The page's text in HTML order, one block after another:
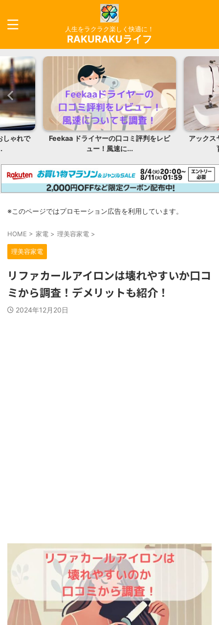
人生をラクラク楽しく快適に！
RAKURAKUライフ
しゃれで
Feekaa ドライヤーの口コミ評判をレビ
ュー！風速に...
アックス
※このページではプロモーション広告を利用しています。
HOME > 家電 > 理美容家電 >
理美容家電
リファカールアイロンは壊れやすいか口コ
ミから調査！デメリットも紹介！
2024年12月20日